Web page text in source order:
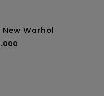
Warhol